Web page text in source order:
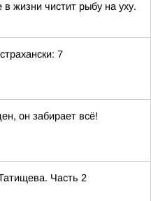
жизни чистит рыбу на уху.
7
он забирает всё!
Часть 2